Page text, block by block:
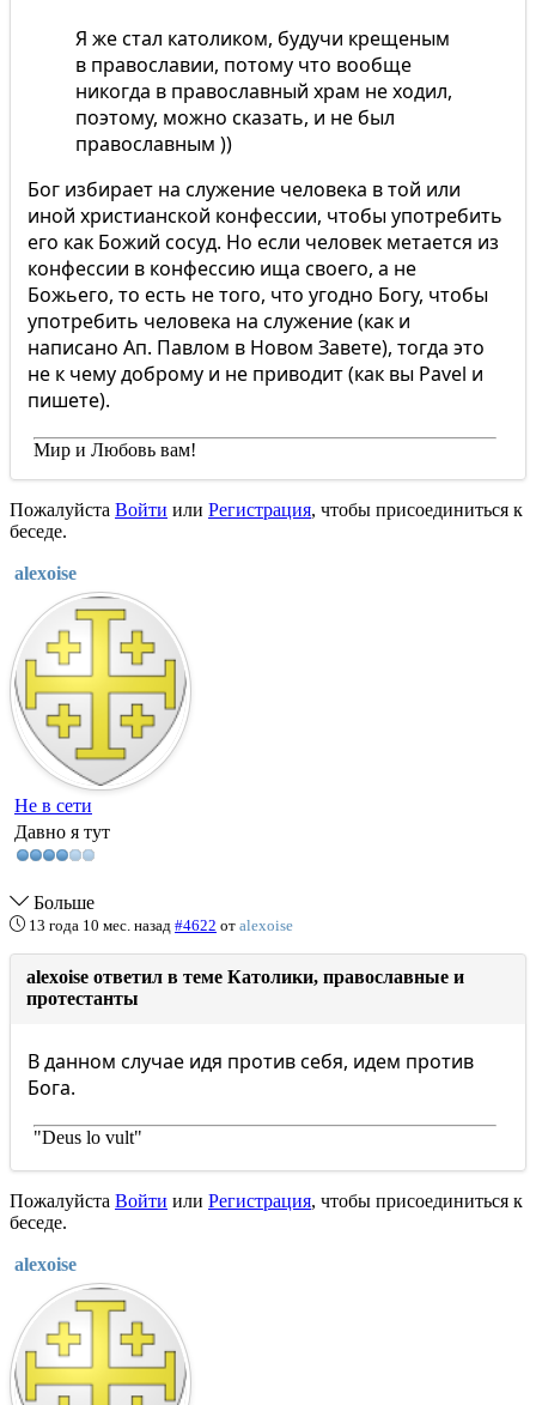
Я же стал католиком, будучи крещеным
в православии, потому что вообще
никогда в православный храм не ходил,
поэтому, можно сказать, и не был
православным ))
Бог избирает на служение человека в той или
иной христианской конфессии, чтобы употребить
его как Божий сосуд. Но если человек метается из
конфессии в конфессию ища своего, а не
Божьего, то есть не того, что угодно Богу, чтобы
употребить человека на служение (как и
написано Ап. Павлом в Новом Завете), тогда это
не к чему доброму и не приводит (как вы Pavel и
пишете).
Мир и Любовь вам!
Пожалуйста Войти или Регистрация, чтобы присоединиться к
беседе.
alexoise
Не в сети
Давно я тут
Больше
13 года 10 мес. назад #4622 от alexoise
alexoise ответил в теме Католики, православные и
протестанты
В данном случае идя против себя, идем против
Бога.
"Deus lo vult"
Пожалуйста Войти или Регистрация, чтобы присоединиться к
беседе.
alexoise